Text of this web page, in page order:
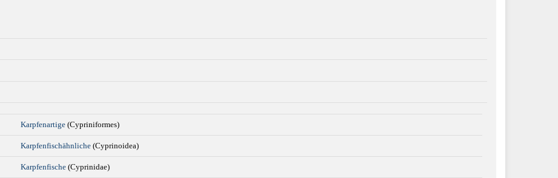
Karpfenartige (Cypriniformes)
Karpfenfischähnliche (Cyprinoidea)
Karpfenfische (Cyprinidae)